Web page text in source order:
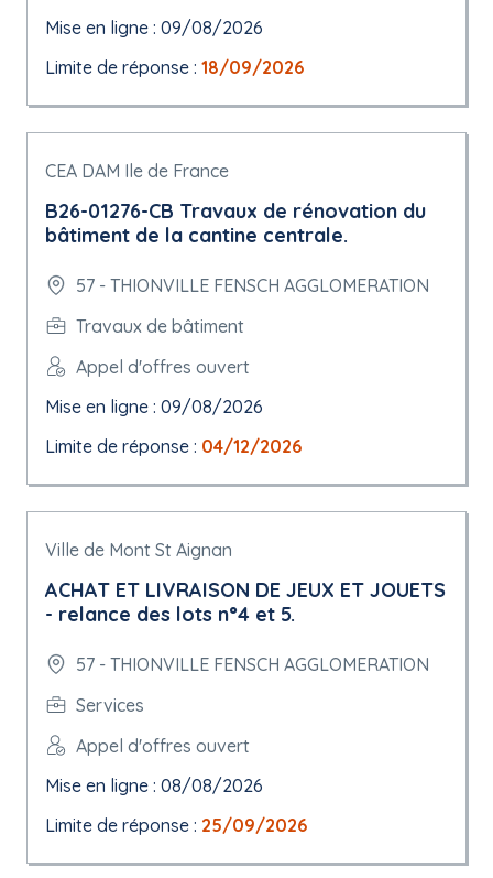
Mise en ligne : 09/08/2026
Limite de réponse : 18/09/2026
CEA DAM Ile de France
B26-01276-CB Travaux de rénovation du
bâtiment de la cantine centrale.
57 - THIONVILLE FENSCH AGGLOMERATION
Travaux de bâtiment
Appel d'offres ouvert
Mise en ligne : 09/08/2026
Limite de réponse : 04/12/2026
Ville de Mont St Aignan
ACHAT ET LIVRAISON DE JEUX ET JOUETS
- relance des lots n°4 et 5.
57 - THIONVILLE FENSCH AGGLOMERATION
Services
Appel d'offres ouvert
Mise en ligne : 08/08/2026
Limite de réponse : 25/09/2026